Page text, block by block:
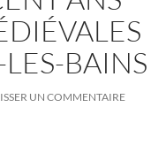
BAINS
UN COMMENTAIRE